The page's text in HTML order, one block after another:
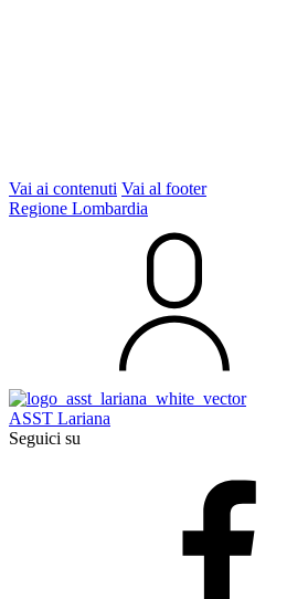
Vai ai contenuti Vai al footer
Regione Lombardia
ASST Lariana
Seguici su